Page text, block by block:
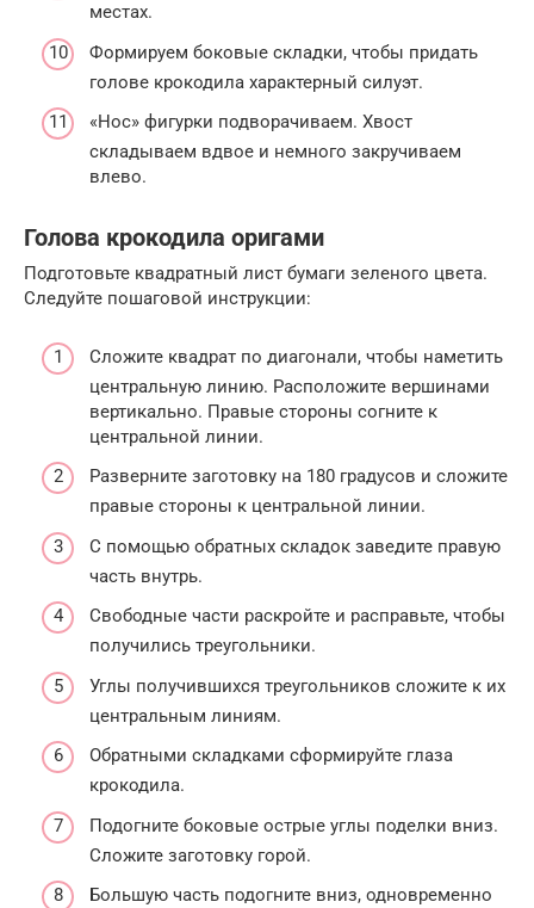
местах.
Формируем боковые складки, чтобы придать
голове крокодила характерный силуэт.
«Нос» фигурки подворачиваем. Хвост
складываем вдвое и немного закручиваем
влево.
Голова крокодила оригами
Подготовьте квадратный лист бумаги зеленого цвета.
Следуйте пошаговой инструкции:
Сложите квадрат по диагонали, чтобы наметить
центральную линию. Расположите вершинами
вертикально. Правые стороны согните к
центральной линии.
Разверните заготовку на 180 градусов и сложите
правые стороны к центральной линии.
С помощью обратных складок заведите правую
часть внутрь.
Свободные части раскройте и расправьте, чтобы
получились треугольники.
Углы получившихся треугольников сложите к их
центральным линиям.
Обратными складками сформируйте глаза
крокодила.
Подогните боковые острые углы поделки вниз.
Сложите заготовку горой.
Большую часть подогните вниз, одновременно